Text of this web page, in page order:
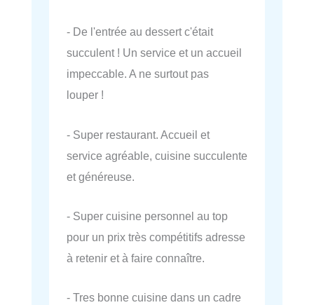
- De l'entrée au dessert c'était
succulent ! Un service et un accueil
impeccable. A ne surtout pas
louper !
- Super restaurant. Accueil et
service agréable, cuisine succulente
et généreuse.
- Super cuisine personnel au top
pour un prix très compétitifs adresse
à retenir et à faire connaître.
- Tres bonne cuisine dans un cadre